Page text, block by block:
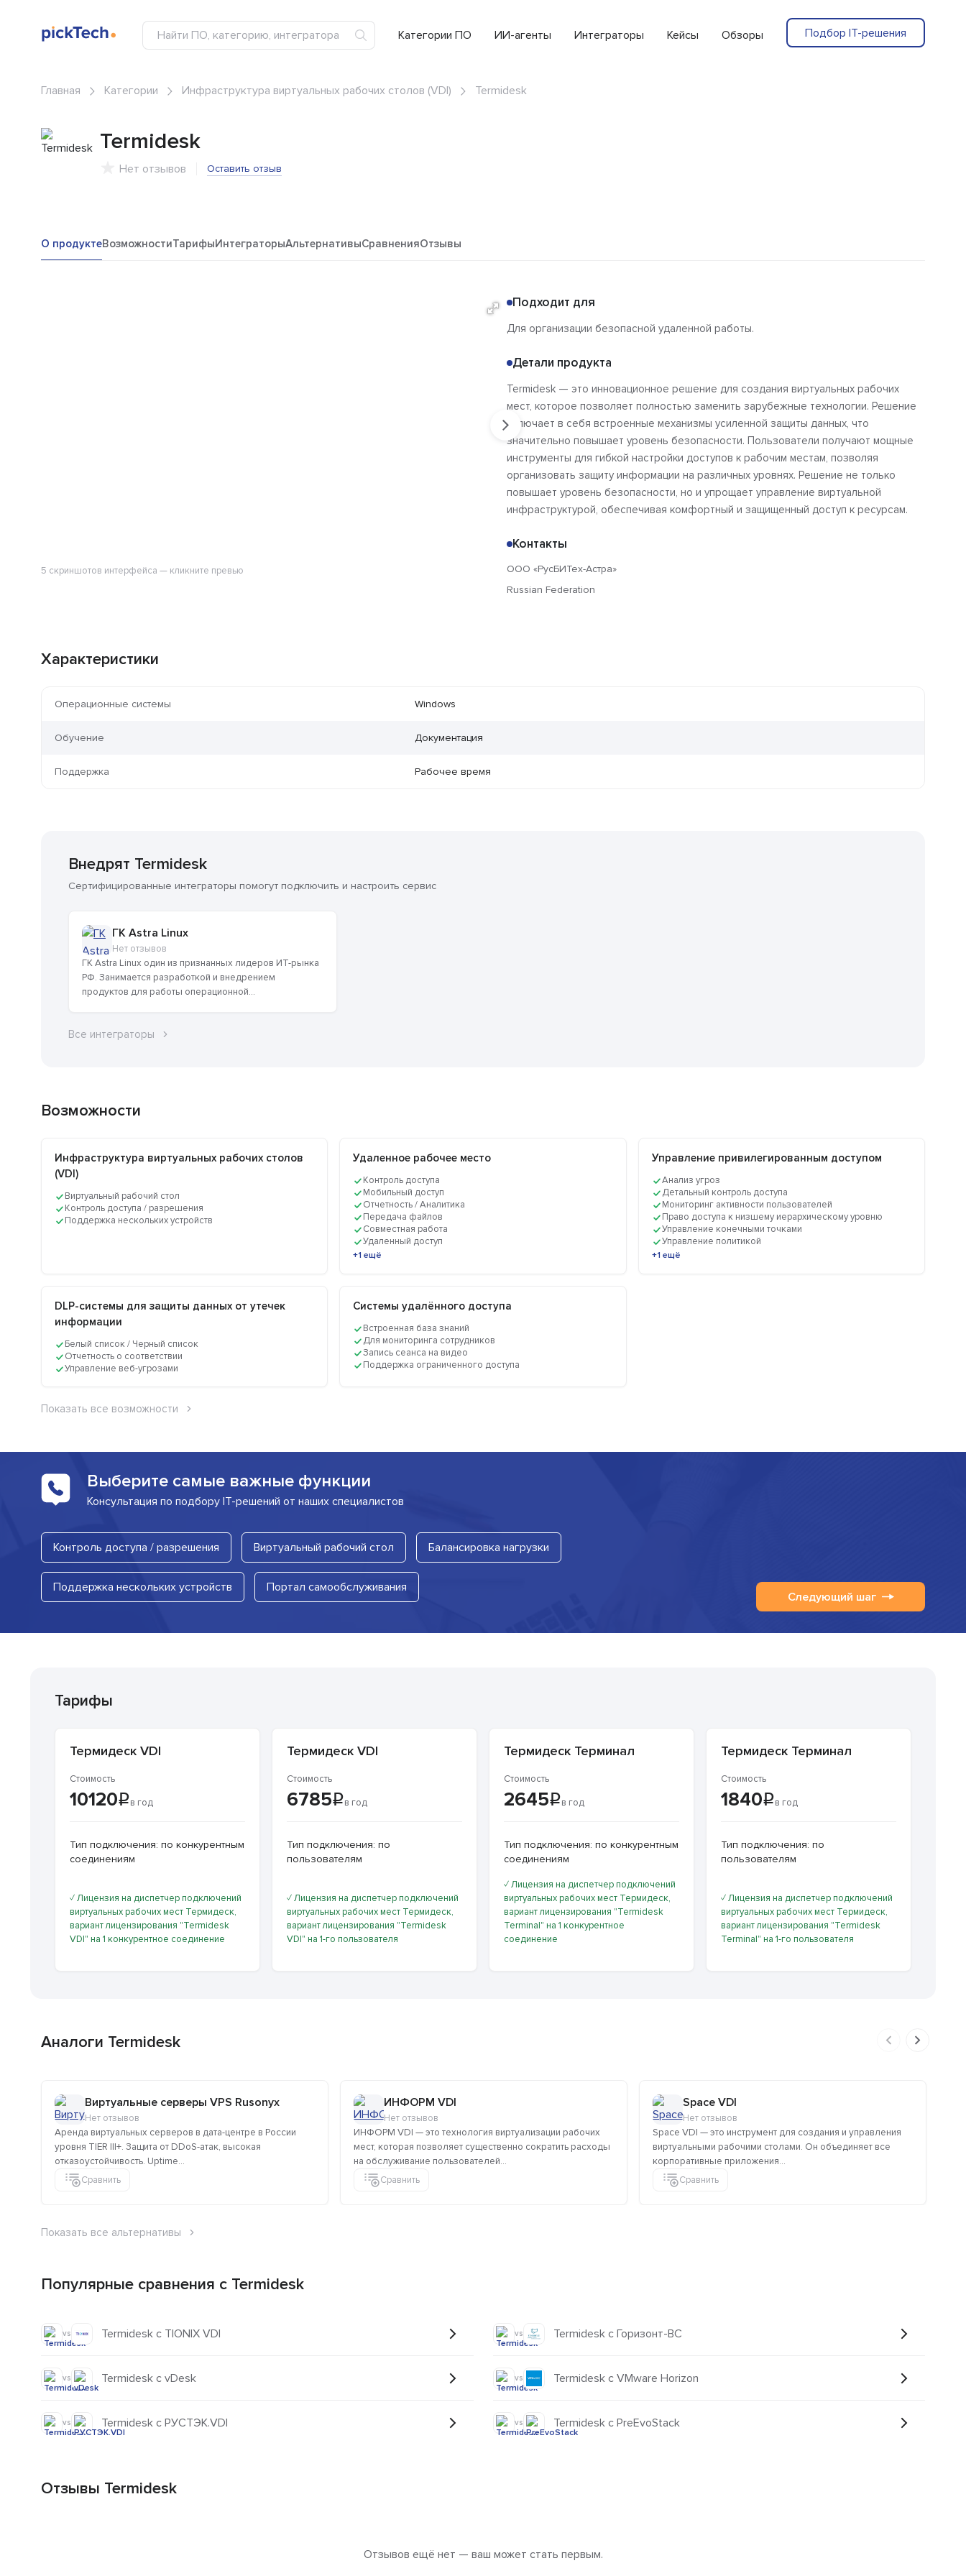
Категории ПО ИИ-агенты Интеграторы Кейсы Обзоры Подбор IT-решения
Главная Категории Инфраструктура виртуальных рабочих столов (VDI) Termidesk
Termidesk
Нет отзывов Оставить отзыв
О продуктеВозможностиТарифыИнтеграторыАльтернативыСравненияОтзывы
5 скриншотов интерфейса — кликните превью
Подходит для
Для организации безопасной удаленной работы.
Детали продукта
Termidesk — это инновационное решение для создания виртуальных рабочих
мест, которое позволяет полностью заменить зарубежные технологии. Решение
включает в себя встроенные механизмы усиленной защиты данных, что
значительно повышает уровень безопасности. Пользователи получают мощные
инструменты для гибкой настройки доступов к рабочим местам, позволяя
организовать защиту информации на различных уровнях. Решение не только
повышает уровень безопасности, но и упрощает управление виртуальной
инфраструктурой, обеспечивая комфортный и защищенный доступ к ресурсам.
Контакты
ООО «РусБИТех-Астра»
Russian Federation
Характеристики
Операционные системы Windows
Обучение Документация
Поддержка Рабочее время
Внедрят Termidesk
Сертифицированные интеграторы помогут подключить и настроить сервис
ГК Astra Linux
Нет отзывов
ГК Astra Linux один из признанных лидеров ИТ-рынка
РФ. Занимается разработкой и внедрением
продуктов для работы операционной...
Все интеграторы
Возможности
Инфраструктура виртуальных рабочих столов
(VDI)
Виртуальный рабочий стол
Контроль доступа / разрешения
Поддержка нескольких устройств
Удаленное рабочее место
Контроль доступа
Мобильный доступ
Отчетность / Аналитика
Передача файлов
Совместная работа
Удаленный доступ
+1 ещё
Управление привилегированным доступом
Анализ угроз
Детальный контроль доступа
Мониторинг активности пользователей
Право доступа к низшему иерархическому уровню
Управление конечными точками
Управление политикой
+1 ещё
DLP-системы для защиты данных от утечек
информации
Белый список / Черный список
Отчетность о соответствии
Управление веб-угрозами
Системы удалённого доступа
Встроенная база знаний
Для мониторинга сотрудников
Запись сеанса на видео
Поддержка ограниченного доступа
Показать все возможности
Выберите самые важные функции
Консультация по подбору IT-решений от наших специалистов
Контроль доступа / разрешения Виртуальный рабочий стол Балансировка нагрузки
Поддержка нескольких устройств Портал самообслуживания
Следующий шаг
Тарифы
Термидеск VDI
Тип подключения: по конкурентным
соединениям
Стоимость
10120 в год
✓ Лицензия на диспетчер подключений
виртуальных рабочих мест Термидеcк,
вариант лицензирования "Termidesk
VDI" на 1 конкурентное соединение
Термидеск VDI
Тип подключения: по
пользователям
Стоимость
6785 в год
✓ Лицензия на диспетчер подключений
виртуальных рабочих мест Термидеcк,
вариант лицензирования "Termidesk
VDI" на 1-го пользователя
Термидеск Терминал
Тип подключения: по конкурентным
соединениям
Стоимость
2645 в год
✓ Лицензия на диспетчер подключений
виртуальных рабочих мест Термидеcк,
вариант лицензирования "Termidesk
Terminal" на 1 конкурентное
соединение
Термидеск Терминал
Тип подключения: по
пользователям
Стоимость
1840 в год
✓ Лицензия на диспетчер подключений
виртуальных рабочих мест Термидеcк,
вариант лицензирования "Termidesk
Terminal" на 1-го пользователя
Аналоги Termidesk
Виртуальные серверы VPS Rusonyx
Нет отзывов
Аренда виртуальных серверов в дата-центре в России
уровня TIER III+. Защита от DDoS-атак, высокая
отказоустойчивость. Uptime...
Сравнить
ИНФОРМ VDI
Нет отзывов
ИНФОРМ VDI — это технология виртуализации рабочих
мест, которая позволяет существенно сократить расходы
на обслуживание пользователей...
Сравнить
Space VDI
Нет отзывов
Space VDI — это инструмент для создания и управления
виртуальными рабочими столами. Он объединяет все
корпоративные приложения...
Сравнить
Показать все альтернативы
Популярные сравнения с Termidesk
vs Termidesk с TIONIX VDI
vs Termidesk с vDesk
vs Termidesk с РУСТЭК.VDI
vs Termidesk с Горизонт-ВС
vs Termidesk с VMware Horizon
vs Termidesk с PreEvoStack
Отзывы Termidesk
Отзывов ещё нет — ваш может стать первым.